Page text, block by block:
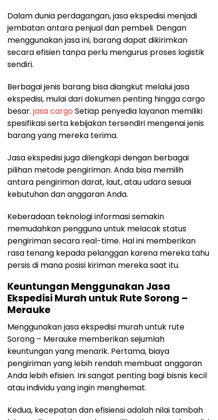
Dalam dunia perdagangan, jasa ekspedisi menjadi
jembatan antara penjual dan pembeli. Dengan
menggunakan jasa ini, barang dapat dikirimkan
secara efisien tanpa perlu mengurus proses logistik
sendiri.
Berbagai jenis barang bisa diangkut melalui jasa
ekspedisi, mulai dari dokumen penting hingga cargo
besar. jasa cargo Setiap penyedia layanan memiliki
spesifikasi serta kebijakan tersendiri mengenai jenis
barang yang mereka terima.
Jasa ekspedisi juga dilengkapi dengan berbagai
pilihan metode pengiriman. Anda bisa memilih
antara pengiriman darat, laut, atau udara sesuai
kebutuhan dan anggaran Anda.
Keberadaan teknologi informasi semakin
memudahkan pengguna untuk melacak status
pengiriman secara real-time. Hal ini memberikan
rasa tenang kepada pelanggan karena mereka tahu
persis di mana posisi kiriman mereka saat itu.
Keuntungan Menggunakan Jasa
Ekspedisi Murah untuk Rute Sorong –
Merauke
Menggunakan jasa ekspedisi murah untuk rute
Sorong – Merauke memberikan sejumlah
keuntungan yang menarik. Pertama, biaya
pengiriman yang lebih rendah membuat anggaran
Anda lebih efisien. Ini sangat penting bagi bisnis kecil
atau individu yang ingin menghemat.
Kedua, kecepatan dan efisiensi adalah nilai tambah